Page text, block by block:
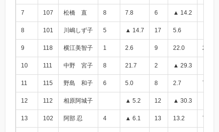
7 107 松橋 直 8 7.8 6 ▲ 14.2
8 101 川嶋しず子 5 ▲ 14.7 17 5.6
9 118 横江美智子 1 2.6 9 22.0 24.6
10 111 中野 宮子 8 21.7 2 ▲ 29.3
11 115 野島 和子 6 5.0 8 2.7 7.7
12 112 相原阿城子 ▲ 5.2 12 ▲ 30.3
13 102 阿部 忍 4 ▲ 6.1 13 13.2 7.1